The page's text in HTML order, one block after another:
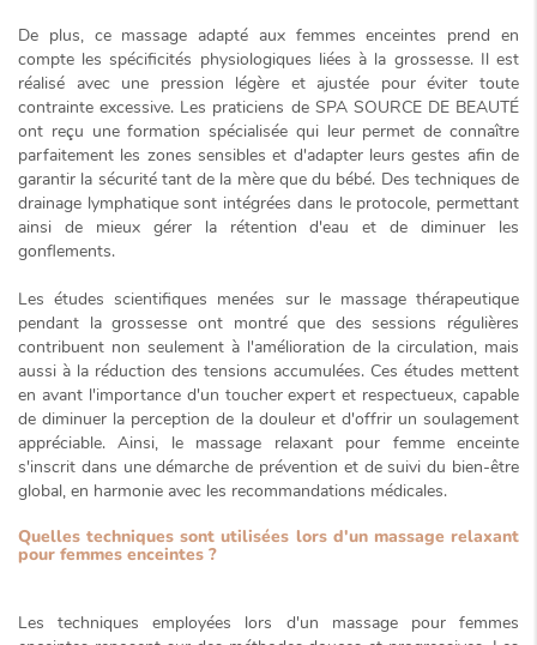
De plus, ce massage adapté aux femmes enceintes prend en
compte les spécificités physiologiques liées à la grossesse. Il est
réalisé avec une pression légère et ajustée pour éviter toute
contrainte excessive. Les praticiens de SPA SOURCE DE BEAUTÉ
ont reçu une formation spécialisée qui leur permet de connaître
parfaitement les zones sensibles et d'adapter leurs gestes afin de
garantir la sécurité tant de la mère que du bébé. Des techniques de
drainage lymphatique sont intégrées dans le protocole, permettant
ainsi de mieux gérer la rétention d'eau et de diminuer les
gonflements.
Les études scientifiques menées sur le massage thérapeutique
pendant la grossesse ont montré que des sessions régulières
contribuent non seulement à l'amélioration de la circulation, mais
aussi à la réduction des tensions accumulées. Ces études mettent
en avant l'importance d'un toucher expert et respectueux, capable
de diminuer la perception de la douleur et d'offrir un soulagement
appréciable. Ainsi, le massage relaxant pour femme enceinte
s'inscrit dans une démarche de prévention et de suivi du bien-être
global, en harmonie avec les recommandations médicales.
Quelles techniques sont utilisées lors d'un massage relaxant
pour femmes enceintes ?
Les techniques employées lors d'un massage pour femmes